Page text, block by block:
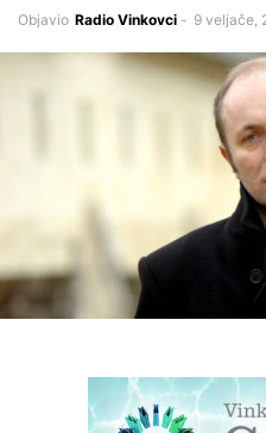
Objavio Radio Vinkovci - 9 veljače,